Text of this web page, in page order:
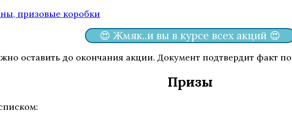
😍 Жмяк..и вы в курсе всех акций 😍
оставить до окончания акции. Документ подтвердит факт
Призы